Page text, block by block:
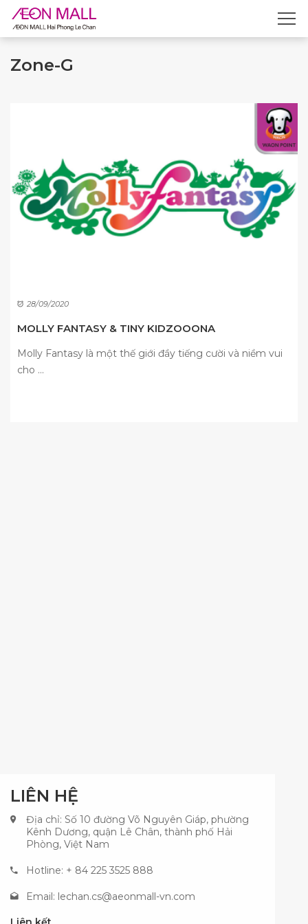
Zone-G
28/09/2020
MOLLY FANTASY & TINY KIDZOOONA
Molly Fantasy là một thế giới đầy tiếng cười và niềm vui
cho ...
LIÊN HỆ
Địa chỉ: Số 10 đường Võ Nguyên Giáp, phường
Kênh Dương, quận Lê Chân, thành phố Hải
Phòng, Việt Nam
Hotline: + 84 225 3525 888
Email: lechan.cs@aeonmall-vn.com